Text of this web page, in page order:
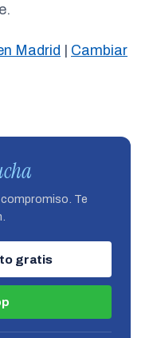
Madrid
Cambiar
Te
gratis